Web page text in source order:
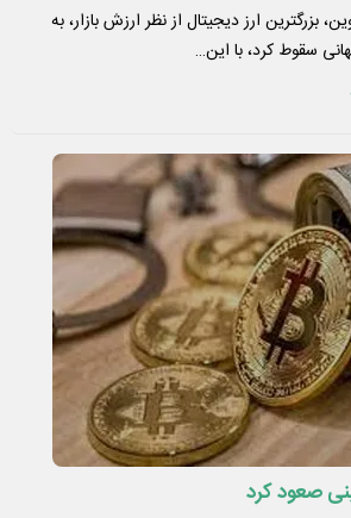
بزرگترین ارز دیجیتال از نظر ارزش بازار، به
سقوط کرد، با این…
صعود کرد